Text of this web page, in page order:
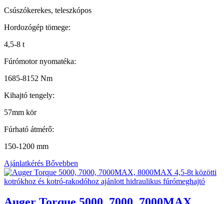
Csúszókerekes, teleszkópos
Hordozógép tömege:
4,5-8 t
Fúrómotor nyomatéka:
1685-8152 Nm
Kihajtó tengely:
57mm kör
Fúrható átmérő:
150-1200 mm
Ajánlatkérés Bővebben